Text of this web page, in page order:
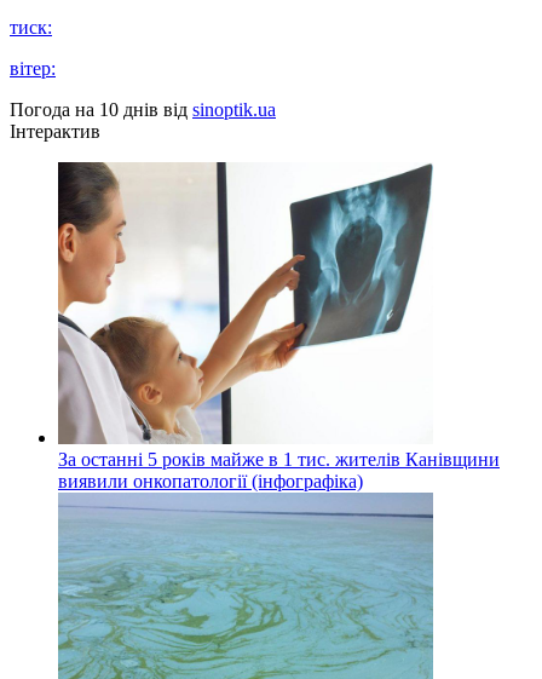
тиск:
вітер:
Погода на 10 днів від sinoptik.ua
Інтерактив
За останні 5 років майже в 1 тис. жителів Канівщини
виявили онкопатології (інфографіка)